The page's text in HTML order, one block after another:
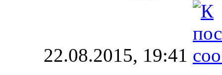
22.08.2015, 19:41